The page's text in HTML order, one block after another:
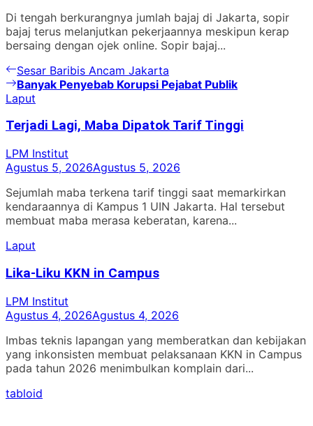
Di tengah berkurangnya jumlah bajaj di Jakarta, sopir
bajaj terus melanjutkan pekerjaannya meskipun kerap
bersaing dengan ojek online. Sopir bajaj...
Navigasi
pos
Previous
post:
Sesar Baribis Ancam Jakarta
Next
post:
Banyak Penyebab Korupsi Pejabat Publik
Laput
Terjadi Lagi, Maba Dipatok Tarif Tinggi
LPM Institut
Agustus 5, 2026Agustus 5, 2026
Sejumlah maba terkena tarif tinggi saat memarkirkan
kendaraannya di Kampus 1 UIN Jakarta. Hal tersebut
membuat maba merasa keberatan, karena...
Laput
Lika-Liku KKN in Campus
LPM Institut
Agustus 4, 2026Agustus 4, 2026
Imbas teknis lapangan yang memberatkan dan kebijakan
yang inkonsisten membuat pelaksanaan KKN in Campus
pada tahun 2026 menimbulkan komplain dari...
tabloid